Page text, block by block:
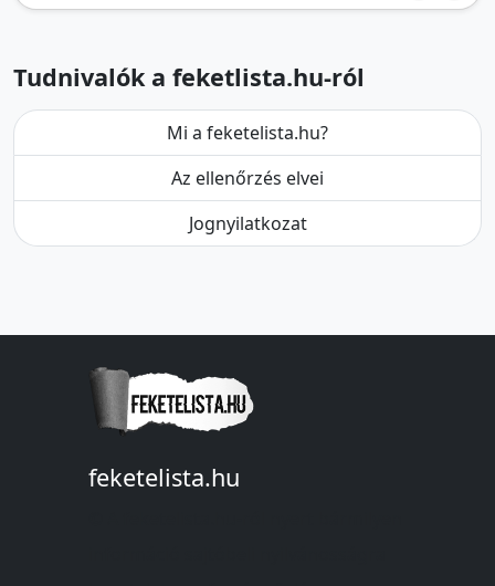
Tudnivalók a feketlista.hu-ról
Mi a feketelista.hu?
Az ellenőrzés elvei
Jognyilatkozat
feketelista.hu